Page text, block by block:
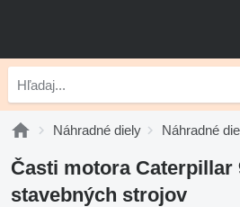
Náhradné diely Náhradné
Časti motora Caterpillar
stavebných strojov